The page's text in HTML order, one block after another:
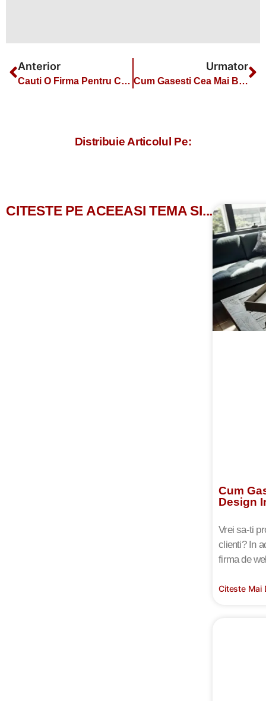
Anterior
Cauti O Firma Pentru Crearea Unui Site? Iata Cum Sa O Alegi
Urmator
Cum Gasesti Cea Mai Buna Firma De Web Design In 2025
Distribuie Articolul Pe:
CITESTE PE ACEEASI TEMA SI...
Cum
Design
Vrei sa-ti
clienti? In
firma de
Citeste Mai